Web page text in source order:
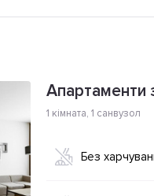
Апартаменти
1 кімната, 1 санвузол
Без